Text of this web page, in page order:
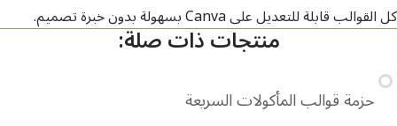
كل القوالب قابلة للتعديل على Canva بسهولة بدون خبرة تصميم.
منتجات ذات صلة:
حزمة قوالب المأكولات السريعة